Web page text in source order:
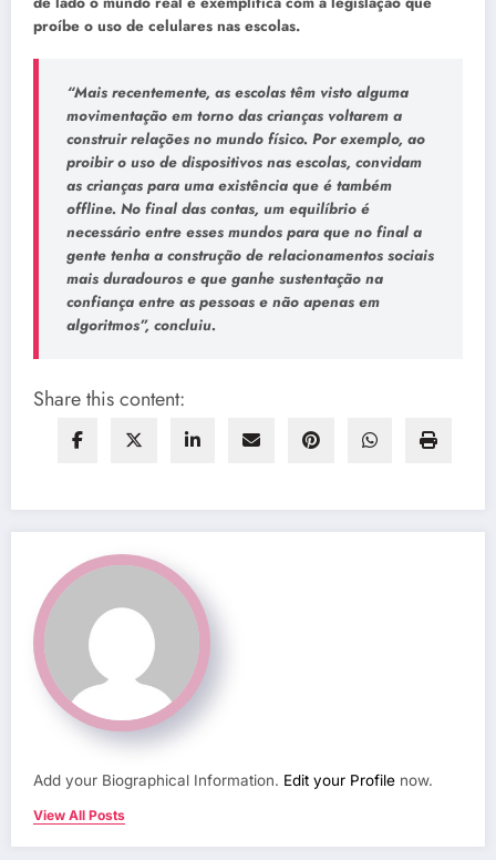
proíbe o uso de celulares nas escolas.
“Mais recentemente, as escolas têm visto alguma
movimentação em torno das crianças voltarem a
construir relações no mundo físico. Por exemplo, ao
proibir o uso de dispositivos nas escolas, convidam
as crianças para uma existência que é também
offline. No final das contas, um equilíbrio é
necessário entre esses mundos para que no final a
gente tenha a construção de relacionamentos sociais
mais duradouros e que ganhe sustentação na
confiança entre as pessoas e não apenas em
algoritmos”, concluiu.
Share this content:
Add your Biographical Information. Edit your Profile now.
View All Posts